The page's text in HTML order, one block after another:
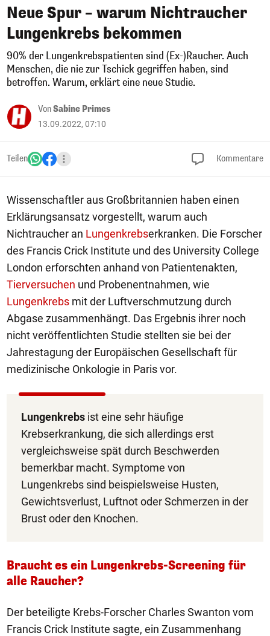
Neue Spur – warum Nichtraucher
Lungenkrebs bekommen
90% der Lungenkrebspatienten sind (Ex-)Raucher. Auch
Menschen, die nie zur Tschick gegriffen haben, sind
betroffen. Warum, erklärt eine neue Studie.
VonSabine Primes
13.09.2022, 07:10
Teilen Kommentare
Wissenschaftler aus Großbritannien haben einen
Erklärungsansatz vorgestellt, warum auch
Nichtraucher an Lungenkrebserkranken. Die Forscher
des Francis Crick Institute und des University College
London erforschten anhand von Patientenakten,
Tierversuchen und Probenentnahmen, wie
Lungenkrebs mit der Luftverschmutzung durch
Abgase zusammenhängt. Das Ergebnis ihrer noch
nicht veröffentlichten Studie stellten sie bei der
Jahrestagung der Europäischen Gesellschaft für
medizinische Onkologie in Paris vor.
Lungenkrebs ist eine sehr häufige
Krebserkrankung, die sich allerdings erst
vergleichsweise spät durch Beschwerden
bemerkbar macht. Symptome von
Lungenkrebs sind beispielsweise Husten,
Gewichtsverlust, Luftnot oder Schmerzen in der
Brust oder den Knochen.
Braucht es ein Lungenkrebs-Screening für
alle Raucher?
Der beteiligte Krebs-Forscher Charles Swanton vom
Francis Crick Institute sagte, ein Zusammenhang